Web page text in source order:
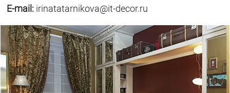
E-mail: irinatatarnikova@it-decor.ru